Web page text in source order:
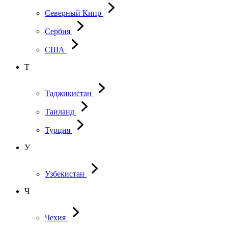
Северный Кипр
Сербия
США
Т
Таджикистан
Таиланд
Турция
У
Узбекистан
Ч
Чехия